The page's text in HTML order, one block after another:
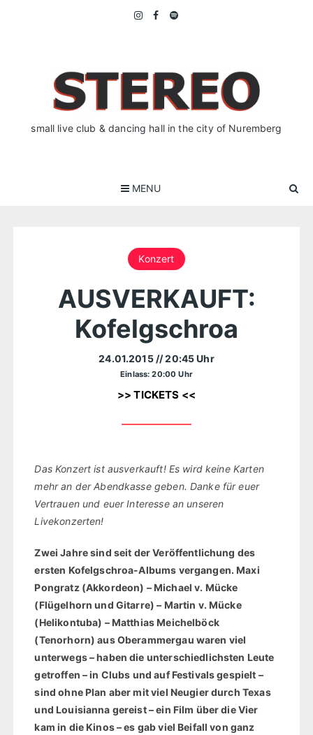
small live club & dancing hall in the city of Nuremberg
MENU
Konzert
AUSVERKAUFT:
Kofelgschroa
24.01.2015 // 20:45 Uhr
Einlass: 20:00 Uhr
>> TICKETS <<
Das Konzert ist ausverkauft! Es wird keine Karten
mehr an der Abendkasse geben. Danke für euer
Vertrauen und euer Interesse an unseren
Livekonzerten!
Zwei Jahre sind seit der Veröffentlichung des
ersten Kofelgschroa-Albums vergangen. Maxi
Pongratz (Akkordeon) – Michael v. Mücke
(Flügelhorn und Gitarre) – Martin v. Mücke
(Helikontuba) – Matthias Meichelböck
(Tenorhorn) aus Oberammergau waren viel
unterwegs – haben die unterschiedlichsten Leute
getroffen – in Clubs und auf Festivals gespielt –
sind ohne Plan aber mit viel Neugier durch Texas
und Louisianna gereist – ein Film über die Vier
kam in die Kinos – es gab viel Beifall von ganz